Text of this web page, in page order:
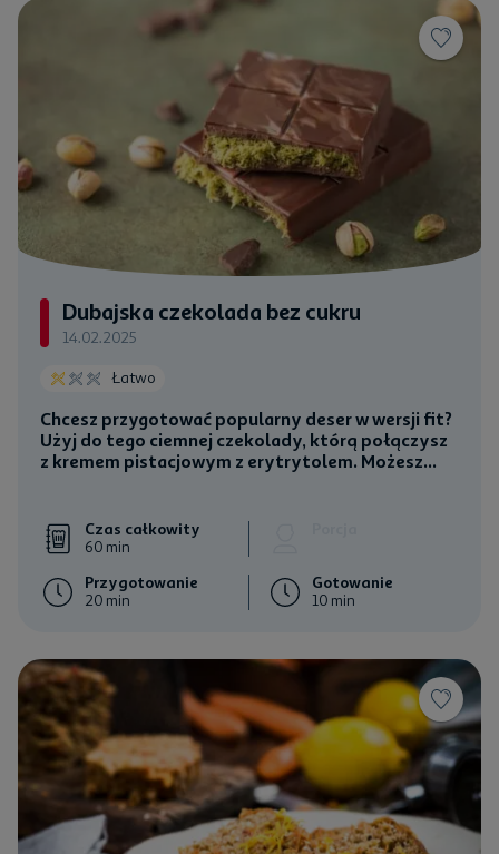
Dubajska czekolada bez cukru
14.02.2025
Łatwo
Chcesz przygotować popularny deser w wersji fit?
Użyj do tego ciemnej czekolady, którą połączysz
z kremem pistacjowym z erytrytolem. Możesz...
Czas całkowity
60 min
Przygotowanie
20 min
Gotowanie
10 min